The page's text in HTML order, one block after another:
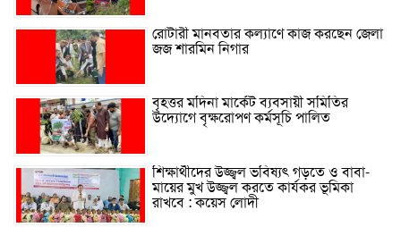
রোটারী মানবতার কল্যাণে কাজ করছেন জেলা
জজ শারমিন নিগার
বৃহত্তর মদিনা মার্কেট ব্যবসায়ী সমিতির
উদ্যোগে বৃক্ষরোপণ কর্মসূচি পালিত
শিক্ষার্থীদের উজ্জ্বল ভবিষ্যৎ গড়তে ও বাবা-
মায়ের মুখ উজ্জ্বল করতে কার্যকর ভূমিকা
রাখবে : কয়েস লোদী